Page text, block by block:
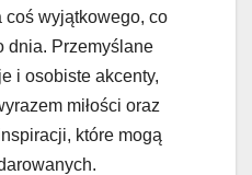
coś wyjątkowego, co
dnia. Przemyślane
i osobiste akcenty,
miłości oraz
które mogą